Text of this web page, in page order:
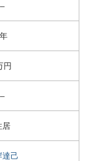
–
円
–
居
達己